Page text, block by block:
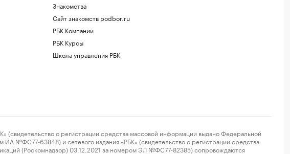
Знакомства
Сайт знакомств podbor.ru
РБК Компании
РБК Курсы
Школа управления РБК
о регистрации средства массовой информации выдано Федеральной
№ФС77-63848) и сетевого издания «РБК» (свидетельство о регистрации средства
(Роскомнадзор) 03.12.2021 за номером ЭЛ №ФС77-82385) сопровождаются